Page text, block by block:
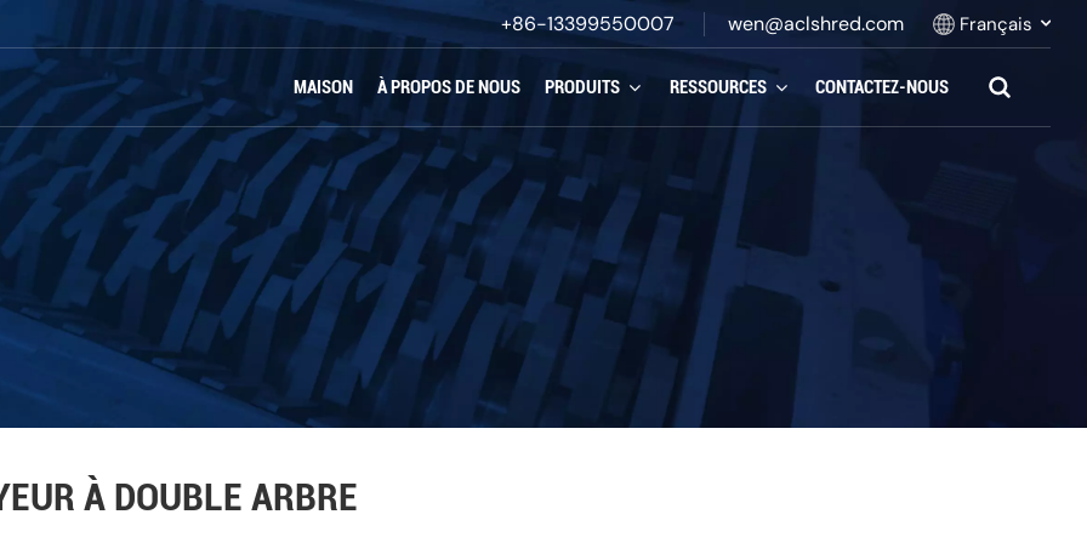
+86-13399550007 wen@aclshred.com Français
Español
MAISON À PROPOS DE NOUS PRODUITS RESSOURCES CONTACTEZ-NOUS
À DOUBLE ARBRE